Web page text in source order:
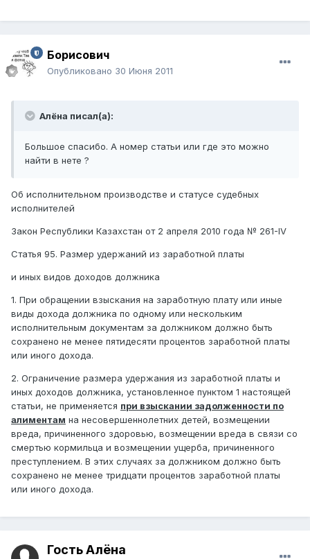
Борисович
Опубликовано 30 Июня 2011
Алёна писал(а):
Большое спасибо. А номер статьи или где это можно
найти в нете ?
Об исполнительном производстве и статусе судебных
исполнителей
Закон Республики Казахстан от 2 апреля 2010 года № 261-IV
Статья 95. Размер удержаний из заработной платы
и иных видов доходов должника
1. При обращении взыскания на заработную плату или иные
виды дохода должника по одному или нескольким
исполнительным документам за должником должно быть
сохранено не менее пятидесяти процентов заработной платы
или иного дохода.
2. Ограничение размера удержания из заработной платы и
иных доходов должника, установленное пунктом 1 настоящей
статьи, не применяется при взыскании задолженности по
алиментам на несовершеннолетних детей, возмещении
вреда, причиненного здоровью, возмещении вреда в связи со
смертью кормильца и возмещении ущерба, причиненного
преступлением. В этих случаях за должником должно быть
сохранено не менее тридцати процентов заработной платы
или иного дохода.
Гость Алёна